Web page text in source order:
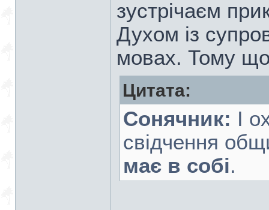
зустрічаєм
Духом із
мовах. Тому що
Цитата:
Сонячник: І
свідчення
має в собі.